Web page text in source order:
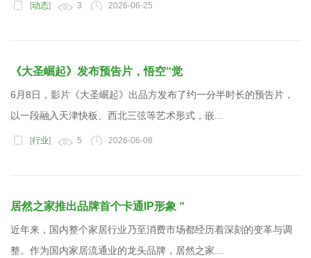
[动态] 3 2026-06-25
《大圣崛起》发布预告片，悟空“觉
6月8日，影片《大圣崛起》出品方发布了约一分半时长的预告片，
以一段融入天津快板、西北三弦等艺术形式，嵌...
[行业] 5 2026-06-08
居然之家推出品牌首个卡通IP形象 “
近年来，国内整个家居行业乃至消费市场都经历着深刻的变革与调
整。作为国内家居流通业的龙头品牌，居然之家...